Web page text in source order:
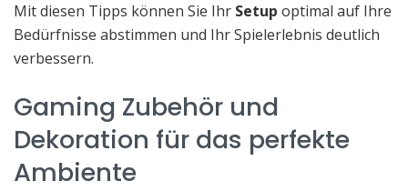
Mit diesen Tipps können Sie Ihr Setup optimal auf Ihre
Bedürfnisse abstimmen und Ihr Spielerlebnis deutlich
verbessern.
Gaming Zubehör und
Dekoration für das perfekte
Ambiente